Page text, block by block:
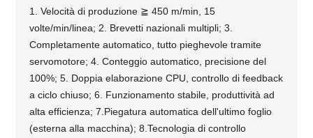
1. Velocità di produzione ≧ 450 m/min, 15
volte/min/linea; 2. Brevetti nazionali multipli; 3.
Completamente automatico, tutto pieghevole tramite
servomotore; 4. Conteggio automatico, precisione del
100%; 5. Doppia elaborazione CPU, controllo di feedback
a ciclo chiuso; 6. Funzionamento stabile, produttività ad
alta efficienza; 7.Piegatura automatica dell'ultimo foglio
(esterna alla macchina); 8.Tecnologia di controllo